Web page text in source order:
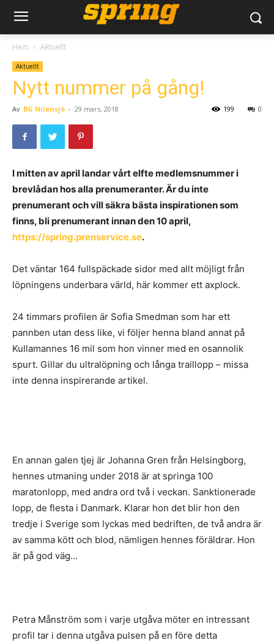
Hem Aktuellt
Aktuellt
Nytt nummer på gång!
Av BG Nilensjö - 29 mars, 2018 0
199
I mitten av april landar vårt elfte medlemsnummer i
brevlådan hos alla prenumeranter. Är du inte
prenumerant och vill säkra bästa inspirationen som
finns, bli prenumerant innan den 10 april,
https://spring.prenservice.se.
Det väntar 164 fullspäckade sidor med allt möjligt från
löpningens underbara värld, här kommer ett axplock.
24 timmars profilen är Sofia Smedman som har ett
pannben utan dess like, vi följer henna bland annat på
Kullamannes 16 mil som hon vinner med en osannolik
spurt. Gillar du ultralöpning och långa traillopp – missa
inte denna inspirerande artikel.
En annan galen tjej är Johanna Gren från Helsingborg,
hennes utmaning under 2018 är at springa 100
maratonlopp, med andra ord två i veckan. Sanktionerade
lopp, de flesta i Danmark. Klarar hon det blir hon den
tredje i Sverige som lyckas med bedriften, de två andra är
av samma kött och blod, nämligen hennes föräldrar. Hon
är på god väg…
Petra Månström som i varje utgåva möter en intressant
profil tar i denna utgåva pulsen på en före detta